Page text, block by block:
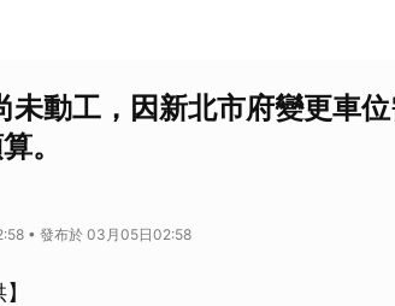
未動工，因新北市府變更車
。
• 發布於 03月05日02:58